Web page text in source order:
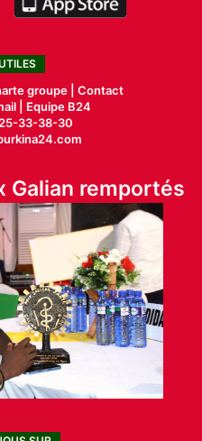
groupe | Contact
|
Equipe B24
33-38-30
Galian remportés